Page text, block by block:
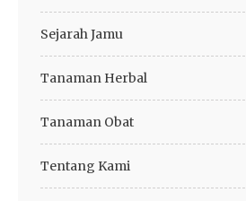
Sejarah Jamu
Tanaman Herbal
Tanaman Obat
Tentang Kami